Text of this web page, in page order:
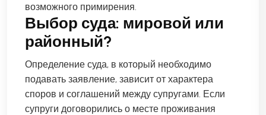
возможного примирения.
Выбор суда: мировой или
районный?
Определение суда, в который необходимо
подавать заявление, зависит от характера
споров и соглашений между супругами. Если
супруги договорились о месте проживания